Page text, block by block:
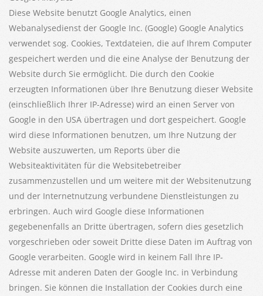
Diese Website benutzt Google Analytics, einen
Webanalysedienst der Google Inc. (Google) Google Analytics
verwendet sog. Cookies, Textdateien, die auf Ihrem Computer
gespeichert werden und die eine Analyse der Benutzung der
Website durch Sie ermöglicht. Die durch den Cookie
erzeugten Informationen über Ihre Benutzung dieser Website
(einschließlich Ihrer IP-Adresse) wird an einen Server von
Google in den USA übertragen und dort gespeichert. Google
wird diese Informationen benutzen, um Ihre Nutzung der
Website auszuwerten, um Reports über die
Websiteaktivitäten für die Websitebetreiber
zusammenzustellen und um weitere mit der Websitenutzung
und der Internetnutzung verbundene Dienstleistungen zu
erbringen. Auch wird Google diese Informationen
gegebenenfalls an Dritte übertragen, sofern dies gesetzlich
vorgeschrieben oder soweit Dritte diese Daten im Auftrag von
Google verarbeiten. Google wird in keinem Fall Ihre IP-
Adresse mit anderen Daten der Google Inc. in Verbindung
bringen. Sie können die Installation der Cookies durch eine